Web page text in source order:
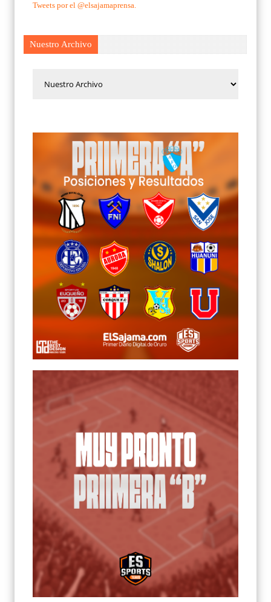
Tweets por el @elsajamaprensa.
Nuestro Archivo